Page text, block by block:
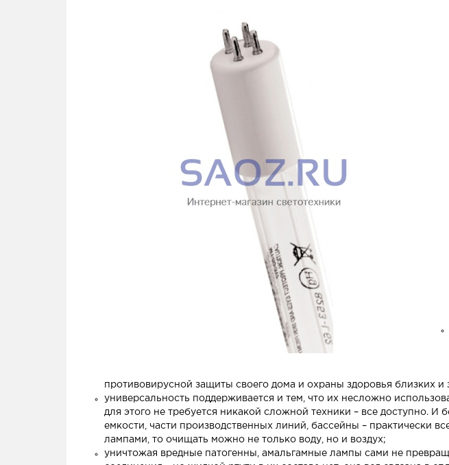
противовирусной защиты своего дома и охраны здоровья близких
универсальность поддерживается и тем, что их несложно
для этого не требуется никакой сложной техники – все доступно.
емкости, части производственных линий, бассейны – практически
лампами, то очищать можно не только воду, но и воздух;
уничтожая вредные патогенны, амальгамные лампы сами не